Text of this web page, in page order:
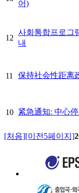
어)
12
사회통합프로그
내
11 保持社会性距离
10 紧急通知: 中心
[처음][이전5페이지]